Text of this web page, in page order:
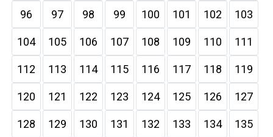
96 97 98 99 100 101 102 103
104 105 106 107 108 109 110 111
112 113 114 115 116 117 118 119
120 121 122 123 124 125 126 127
128 129 130 131 132 133 134 135